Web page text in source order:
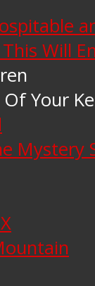
Will
Your
Mystery